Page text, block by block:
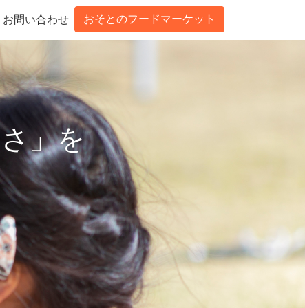
お問い合わせ おそとのフードマーケット
さ」を